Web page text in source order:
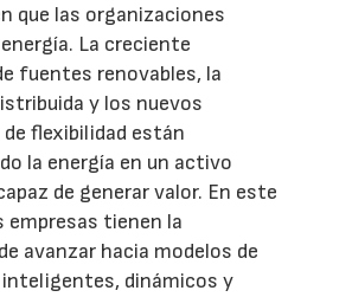
que las organizaciones
La creciente
fuentes renovables, la
y los nuevos
flexibilidad están
la energía en un activo
de generar valor. En este
tienen la
avanzar hacia modelos de
dinámicos y